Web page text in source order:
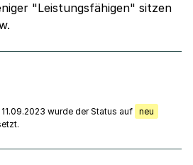
"Leistungsfähigen" sitzen
11.09.2023 wurde der Status auf neu